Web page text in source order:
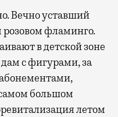
Вечно уставший
фламинго.
в детской зоне
с фигурами, за
большом
летом